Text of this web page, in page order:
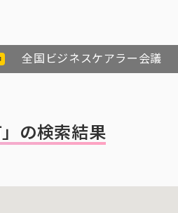
全国ビジネスケアラー会議
」の検索結果